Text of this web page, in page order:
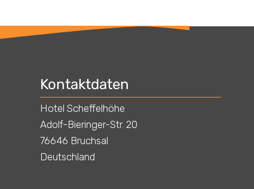
Kontaktdaten
Hotel Scheffelhöhe
Adolf-Bieringer-Str. 20
76646 Bruchsal
Deutschland